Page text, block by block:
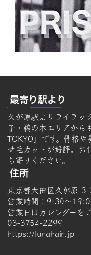
最寄り駅より
久が原駅よりライラッ
子・鵜の木エリアから
TOKYO」です。骨格や
せ毛カットが好評。お
ち寄りください。
住所
東京都大田区久が原
営業時間：9:30～
営業日はカレンダーを
03-3754-2299
https://lunahair.jp